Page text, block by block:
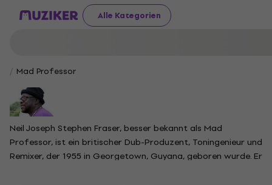
Alle Kategorien
Mad Professor
Neil Joseph Stephen Fraser, besser bekannt als Mad
Professor, ist ein britischer Dub-Produzent, Toningenieur und
Remixer, der 1955 in Georgetown, Guyana, geboren wurde. Er